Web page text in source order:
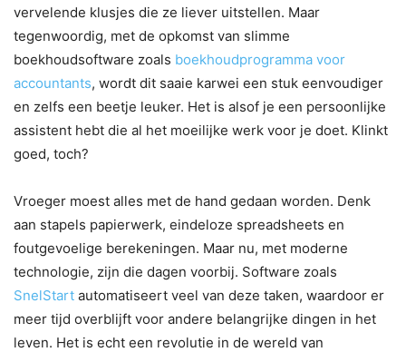
vervelende klusjes die ze liever uitstellen. Maar
tegenwoordig, met de opkomst van slimme
boekhoudsoftware zoals boekhoudprogramma voor
accountants, wordt dit saaie karwei een stuk eenvoudiger
en zelfs een beetje leuker. Het is alsof je een persoonlijke
assistent hebt die al het moeilijke werk voor je doet. Klinkt
goed, toch?
Vroeger moest alles met de hand gedaan worden. Denk
aan stapels papierwerk, eindeloze spreadsheets en
foutgevoelige berekeningen. Maar nu, met moderne
technologie, zijn die dagen voorbij. Software zoals
SnelStart automatiseert veel van deze taken, waardoor er
meer tijd overblijft voor andere belangrijke dingen in het
leven. Het is echt een revolutie in de wereld van